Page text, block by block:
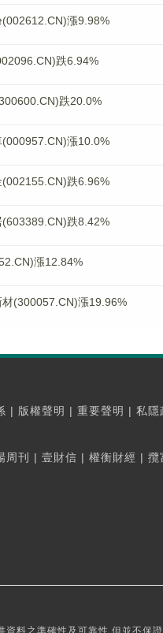
(002612.CN)漲9.98%
跌6.94%
跌20.0%
(000957.CN)漲10.0%
(002155.CN)跌6.96%
(603389.CN)跌8.42%
漲12.84%
材(300057.CN)漲19.96%
| 版權聲明 | 重要聲明 | 私隱
周刊 | 壹財信 | 權衡財經 | 攬